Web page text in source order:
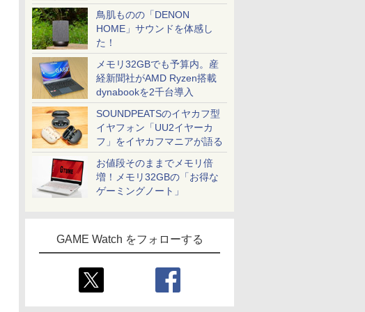
鳥肌ものの「DENON
HOME」サウンドを体感し
た！
メモリ32GBでも予算内。産
経新聞社がAMD Ryzen搭載
dynabookを2千台導入
SOUNDPEATSのイヤカフ型
イヤフォン「UU2イヤーカ
フ」をイヤカフマニアが語る
お値段そのままでメモリ倍
増！メモリ32GBの「お得な
ゲーミングノート」
GAME Watch をフォローする